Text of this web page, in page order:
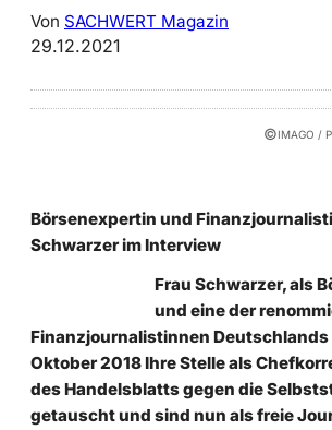
Von SACHWERT Magazin
29.12.2021
©IMAGO /
Börsenexpertin und
Schwarzer im Interview
Frau Schwarzer, als
und eine der
Finanzjournalistinnen Deutschlands
Oktober 2018 Ihre Stelle als
des Handelsblatts gegen die
getauscht und sind nun als freie